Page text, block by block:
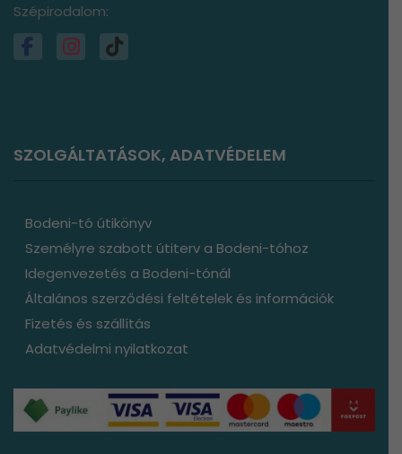
Szépirodalom:
SZOLGÁLTATÁSOK, ADATVÉDELEM
Bodeni-tó útikönyv
Személyre szabott útiterv a Bodeni-tóhoz
Idegenvezetés a Bodeni-tónál
Általános szerződési feltételek és információk
Fizetés és szállítás
Adatvédelmi nyilatkozat